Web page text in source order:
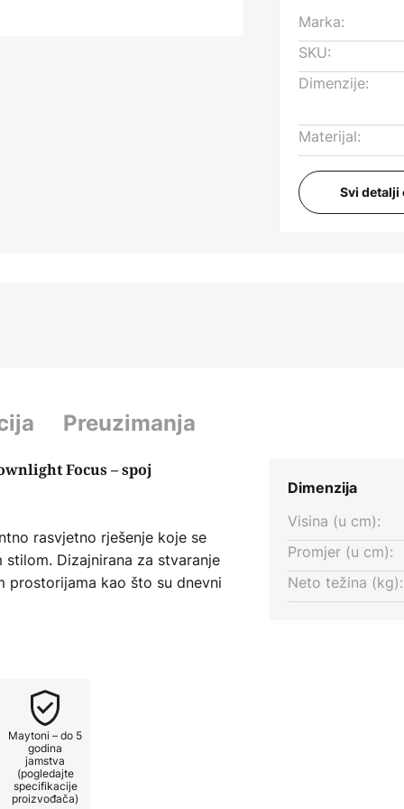
Marka:
SKU:
Dimenzije:
Materijal:
Svi detalji
Preuzimanja
Focus – spoj
rasvjetno rješenje koje se
Dizajnirana za stvaranje
prostorijama kao što su dnevni
s GU10 svjetiljkama i
karakter prostorije.
svjetla se može prilagoditi
vanjskog prigušivača koji
rasvjete.
Maytoni – do 5
godina
jamstva
(pogledajte
specifikacije
proizvođača)
Dimenzija
Visina (u cm):
Promjer (u cm):
Neto težina (kg):